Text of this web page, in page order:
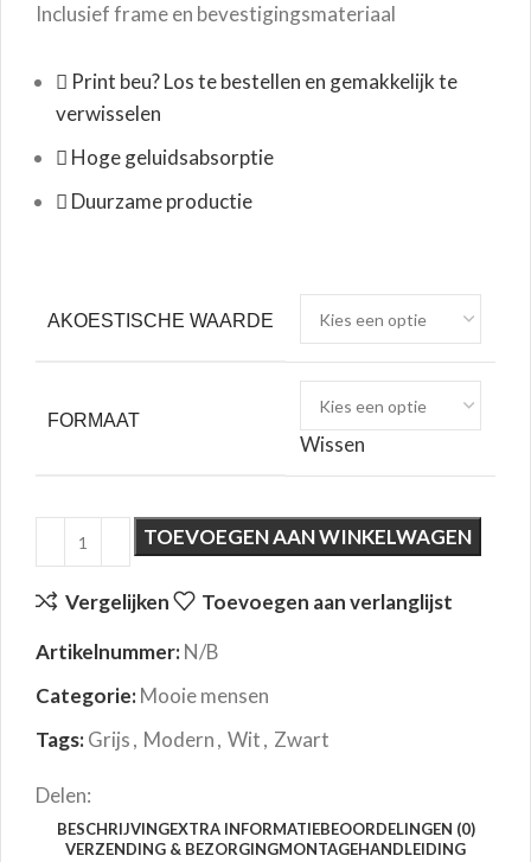
Inclusief frame en bevestigingsmateriaal
Print beu? Los te bestellen en gemakkelijk te
verwisselen
Hoge geluidsabsorptie
Duurzame productie
AKOESTISCHE WAARDE
FORMAAT
Wissen
TOEVOEGEN AAN WINKELWAGEN
Vergelijken Toevoegen aan verlanglijst
Artikelnummer:N/B
Categorie:Mooie mensen
Tags:Grijs, Modern, Wit, Zwart
Delen:
BESCHRIJVINGEXTRA INFORMATIEBEOORDELINGEN (0)
VERZENDING & BEZORGINGMONTAGEHANDLEIDING